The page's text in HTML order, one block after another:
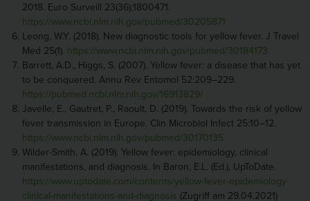
2018. Euro Surveill 23(36):1800471.
https://www.ncbi.nlm.nih.gov/pubmed/30205871
Leong, W.Y. (2018). New diagnostic tools for yellow fever. J Travel
Med 25(1). https://www.ncbi.nlm.nih.gov/pubmed/30184173
Barrett, A.D., Higgs, S. (2007). Yellow fever: a disease that has yet
to be conquered. Annu Rev Entomol 52:209–229.
https://pubmed.ncbi.nlm.nih.gov/16913829/
Javelle, E., Gautret, P., Raoult, D. (2019). Towards the risk of yellow
fever transmission in Europe. Clin Microbiol Infect 25:10–12.
https://www.ncbi.nlm.nih.gov/pubmed/30170135
Wilder-Smith, A. (2019). Yellow fever: epidemiology, clinical
manifestations, and diagnosis. In Baron, E.L. (Ed.), UpToDate.
https://www.uptodate.com/contents/yellow-fever-epidemiology-
clinical-manifestations-and-diagnosis (Zugriff am 29.04.2021)